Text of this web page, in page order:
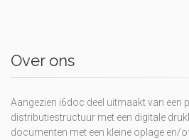
Over ons
Aangezien i6doc deel uitmaakt van een
distributiestructuur met een digitale
documenten met een kleine oplage en/